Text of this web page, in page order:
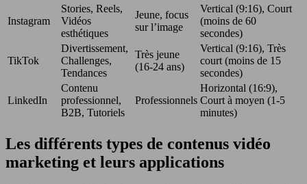
Instagram
Stories, Reels,
Vidéos
esthétiques
Jeune, focus
sur l’image
Vertical (9:16), Court
(moins de 60
secondes)
TikTok
Divertissement,
Challenges,
Tendances
Très jeune
(16-24 ans)
Vertical (9:16), Très
court (moins de 15
secondes)
LinkedIn
Contenu
professionnel,
B2B, Tutoriels
Professionnels
Horizontal (16:9),
Court à moyen (1-5
minutes)
Les différents types de contenus vidéo
marketing et leurs applications